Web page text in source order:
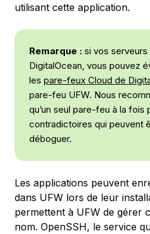
utilisant cette application.
Remarque : si vos
DigitalOcean, vous pouvez
les pare-feux Cloud de
pare-feu UFW. Nous
qu’un seul pare-feu à la fois
contradictoires qui peuvent
déboguer.
Les applications peuvent
dans UFW lors de leur
permettent à UFW de gérer
nom. OpenSSH, le service